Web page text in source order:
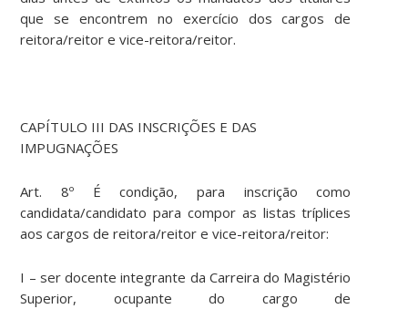
que se encontrem no exercício dos cargos de
reitora/reitor e vice-reitora/reitor.
CAPÍTULO III DAS INSCRIÇÕES E DAS
IMPUGNAÇÕES
Art. 8º É condição, para inscrição como
candidata/candidato para compor as listas tríplices
aos cargos de reitora/reitor e vice-reitora/reitor:
I – ser docente integrante da Carreira do Magistério
Superior, ocupante do cargo de